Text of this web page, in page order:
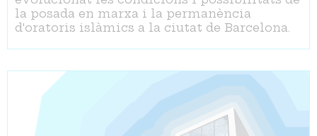
la posada en marxa i la permanència
d'oratoris islàmics a la ciutat de Barcelona.